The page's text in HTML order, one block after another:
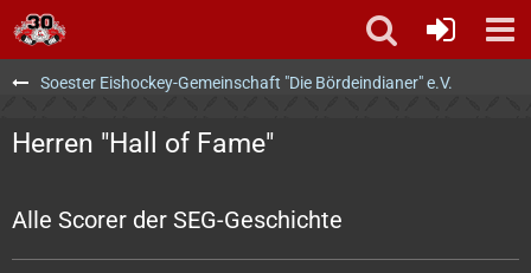
Soester Eishockey-Gemeinschaft "Die Bördeindianer" e.V.
Herren "Hall of Fame"
Alle Scorer der SEG-Geschichte